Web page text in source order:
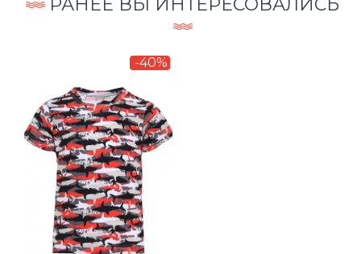
РАНЕЕ ВЫ ИНТЕРЕСОВАЛИСЬ
-40%